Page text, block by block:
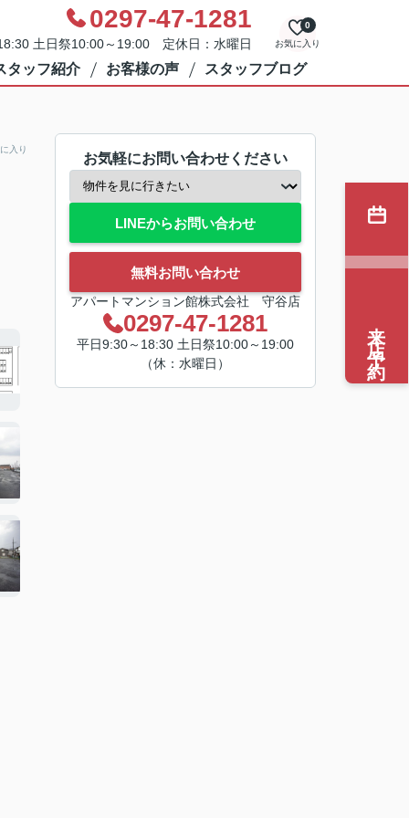
0297-47-1281
土日祭10:00～19:00 定休日：水曜日 お気に入り
0
タッフ紹介 お客様の声 スタッフブログ
入り
お気軽にお問い合わせください
LINEからお問い合わせ
無料お問い合わせ
アパートマンション館株式会社 守谷店
0297-47-1281
平日9:30～18:30 土日祭10:00～19:00
（休：水曜日）
来店予約